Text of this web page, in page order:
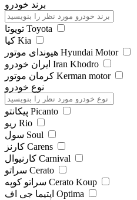
برند خودرو
تویوتا Toyota
کیا Kia
هیوندای موتور Hyundai Motor
ایران خودرو Iran Khodro
کرمان موتور Kerman motor
نوع خودرو
پیکانتو Picanto
ریو Rio
سول Soul
کارنز Carens
کارنیوال Carnival
سراتو Cerato
سراتو کوپه Cerato Koup
اپتیما جی اف Optima